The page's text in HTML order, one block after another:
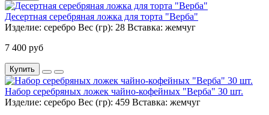
Десертная серебряная ложка для торта "Верба"
Изделие: серебро Вес (гр): 28 Вставка: жемчуг
7 400 руб
Купить
Набор серебряных ложек чайно-кофейных "Верба" 30 шт.
Изделие: серебро Вес (гр): 459 Вставка: жемчуг